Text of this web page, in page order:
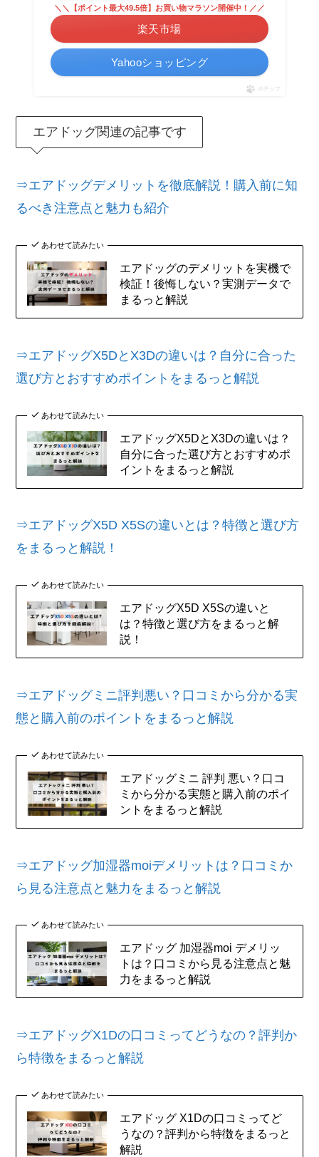
＼＼【ポイント最大49.5倍】お買い物マラソン開催中！／／
楽天市場
Yahooショッピング
ポチップ
エアドッグ関連の記事です
⇒エアドッグデメリットを徹底解説！購入前に知
るべき注意点と魅力も紹介
あわせて読みたい
エアドッグのデメリットを実機で
検証！後悔しない？実測データで
まるっと解説
⇒エアドッグX5DとX3Dの違いは？自分に合った
選び方とおすすめポイントをまるっと解説
あわせて読みたい
エアドッグX5DとX3Dの違いは？
自分に合った選び方とおすすめポ
イントをまるっと解説
⇒エアドッグX5D X5Sの違いとは？特徴と選び方
をまるっと解説！
あわせて読みたい
エアドッグX5D X5Sの違いと
は？特徴と選び方をまるっと解
説！
⇒エアドッグミニ評判悪い？口コミから分かる実
態と購入前のポイントをまるっと解説
あわせて読みたい
エアドッグミニ 評判 悪い？口コ
ミから分かる実態と購入前のポイ
ントをまるっと解説
⇒エアドッグ加湿器moiデメリットは？口コミか
ら見る注意点と魅力をまるっと解説
あわせて読みたい
エアドッグ 加湿器moi デメリッ
トは？口コミから見る注意点と魅
力をまるっと解説
⇒エアドッグX1Dの口コミってどうなの？評判か
ら特徴をまるっと解説
あわせて読みたい
エアドッグ X1Dの口コミってど
うなの？評判から特徴をまるっと
解説